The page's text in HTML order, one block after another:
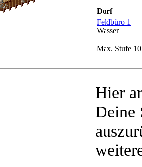
Dorf
Feldbüro 1
Wasser
Max. Stufe 10
Hier
Deine